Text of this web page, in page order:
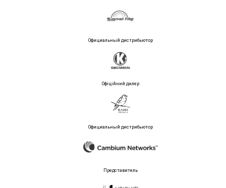
Официальный дистрибьютор
Офіційний дилер
Официальный дистрибьютор
Представитель